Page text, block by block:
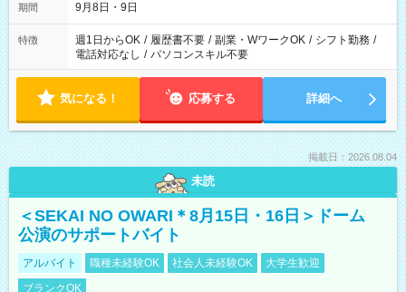
期間 9月8日・9日
特徴 週1日からOK / 履歴書不要 / 副業・WワークOK / シフト勤務 /
電話対応なし / パソコンスキル不要
気になる！ 応募する 詳細へ
掲載日：2026.08.04
未読
＜SEKAI NO OWARI＊8月15日・16日＞ドーム
公演のサポートバイト
アルバイト 職種未経験OK 社会人未経験OK
大学生歓迎
ブランクOK